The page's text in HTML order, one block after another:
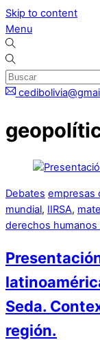
Skip to content
Menu
Debates empresas
mundial, IIRSA,
derechos humanos
Seda.
región.